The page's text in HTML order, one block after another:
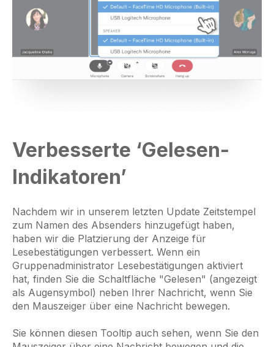
Verbesserte ‘Gelesen-
Indikatoren’
Nachdem wir in unserem letzten Update Zeitstempel
zum Namen des Absenders hinzugefügt haben,
haben wir die Platzierung der Anzeige für
Lesebestätigungen verbessert. Wenn ein
Gruppenadministrator Lesebestätigungen aktiviert
hat, finden Sie die Schaltfläche "Gelesen" (angezeigt
als Augensymbol) neben Ihrer Nachricht, wenn Sie
den Mauszeiger über eine Nachricht bewegen.
Sie können diesen Tooltip auch sehen, wenn Sie den